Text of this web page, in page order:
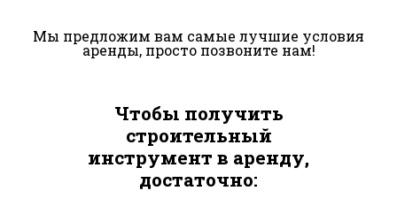
Мы предложим вам самые лучшие условия
аренды, просто позвоните нам!
Чтобы получить
строительный
инструмент в аренду,
достаточно: